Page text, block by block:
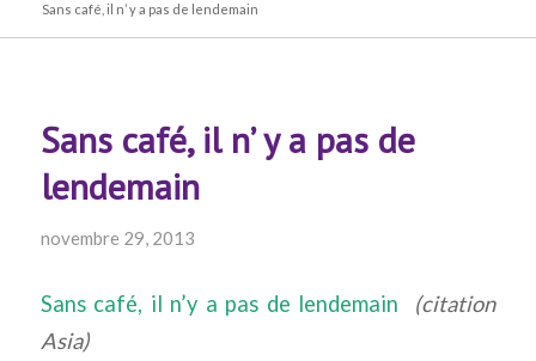
Sans café, il n’ y a pas de lendemain
Sans café, il n’ y a pas de
lendemain
novembre 29, 2013
Sans café, il n’y a pas de lendemain (citation
Asia)